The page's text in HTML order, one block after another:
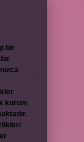
bir
kurum